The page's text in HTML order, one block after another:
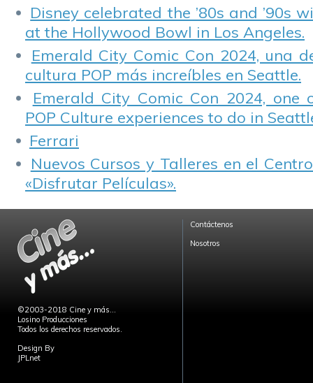
Disney celebrated the ’80s and ’90s
at the Hollywood Bowl in Los Angeles.
Emerald City Comic Con 2024, una
cultura POP más increíbles en Seattle.
Emerald City Comic Con 2024,
POP Culture experiences to do in
Ferrari
Nuevos Cursos y Talleres en el
«Disfrutar Películas».
©2003-2018 Cine y más...
Losino Producciones
Todos los derechos reservados.
Design By
JPLnet
Contáctenos
Nosotros